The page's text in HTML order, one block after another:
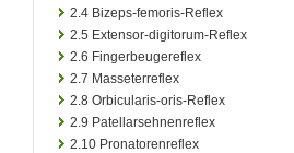
2.4 Bizeps-femoris-Reflex
2.5 Extensor-digitorum-Reflex
2.6 Fingerbeugereflex
2.7 Masseterreflex
2.8 Orbicularis-oris-Reflex
2.9 Patellarsehnenreflex
2.10 Pronatorenreflex